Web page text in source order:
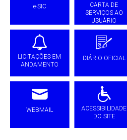
e-SIC
CARTA DE
SERVIÇOS AO
USUÁRIO
LICITAÇÕES EM
ANDAMENTO
DIÁRIO OFICIAL
WEBMAIL
ACESSIBILIDADE
DO SITE